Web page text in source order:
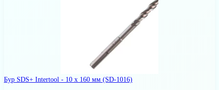
Бур SDS+ Intertool - 10 х 160 мм (SD-1016)